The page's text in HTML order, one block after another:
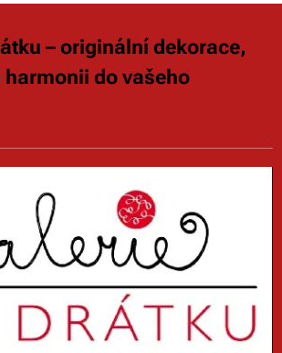
– originální dekorace,
harmonii do vašeho